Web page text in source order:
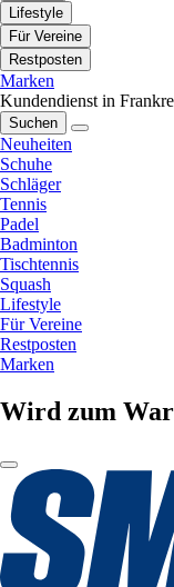
Lifestyle
Für Vereine
Restposten
Marken
Kundendienst in
Suchen
Neuheiten
Schuhe
Schläger
Tennis
Padel
Badminton
Tischtennis
Squash
Lifestyle
Für Vereine
Restposten
Marken
Wird zum